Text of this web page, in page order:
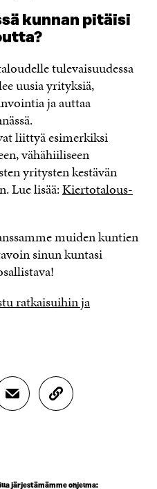
kunnan pitäisi
tulevaisuudessa
uusia yrityksiä,
ja auttaa
liittyä esimerkiksi
vähähiiliseen
yritysten kestävän
Lue lisää:Kiertotalous-
muiden kuntien
sinun kuntasi
ratkaisuihin ja
J
A
Ö
K
O
R
järjestämämme ohjelma: